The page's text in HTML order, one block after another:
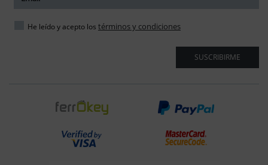
He leído y acepto los términos y condiciones
SUSCRIBIRME
espaciado del texto